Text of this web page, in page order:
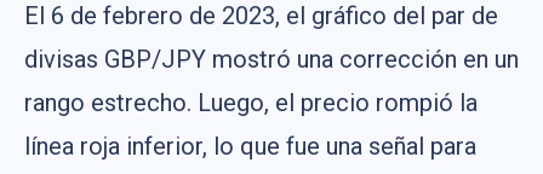
El 6 de febrero de 2023, el gráfico del par de
divisas GBP/JPY mostró una corrección en un
rango estrecho. Luego, el precio rompió la
línea roja inferior, lo que fue una señal para